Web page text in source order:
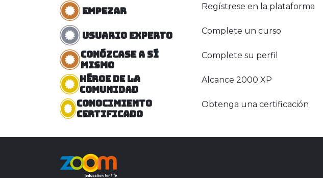
Empezar Regístrese en la plataforma
Usuario experto Complete un curso
Conózcase a sí
mismo
Complete su perfil
Héroe de la
comunidad
Alcance 2000 XP
Conocimiento
certificado
Obtenga una certificación